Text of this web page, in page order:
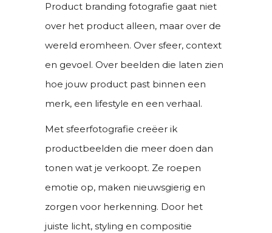
Product branding fotografie gaat niet
over het product alleen, maar over de
wereld eromheen. Over sfeer, context
en gevoel. Over beelden die laten zien
hoe jouw product past binnen een
merk, een lifestyle en een verhaal.
Met sfeerfotografie creëer ik
productbeelden die meer doen dan
tonen wat je verkoopt. Ze roepen
emotie op, maken nieuwsgierig en
zorgen voor herkenning. Door het
juiste licht, styling en compositie